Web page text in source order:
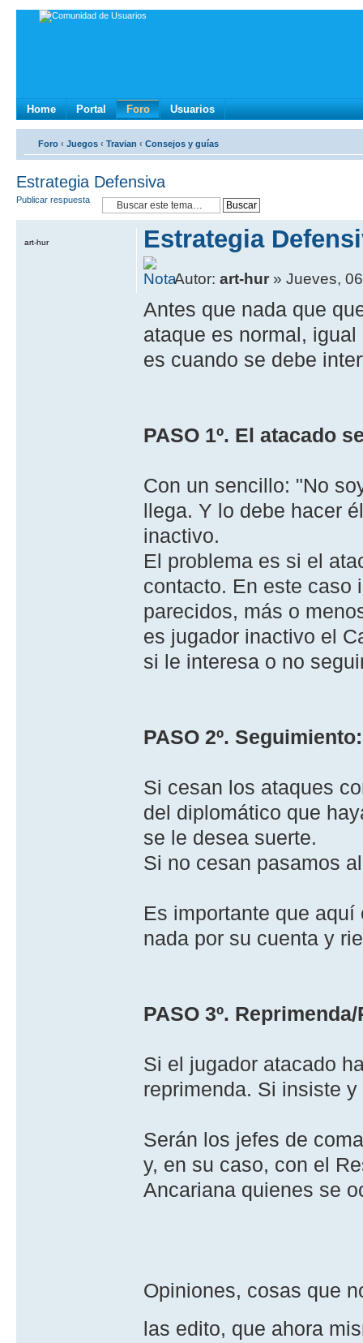
Home Portal Foro Usuarios
Foro ‹ Juegos ‹ Travian ‹ Consejos y guías
Estrategia Defensiva
Publicar respuesta
Estrategia
Autor:art-hur » Jueves,
Antes que nada que
ataque es normal,
es cuando se debe
PASO 1º. El atacado
Con un sencillo: "No
llega. Y lo debe hacer
inactivo.
El problema es si el
contacto. En este caso
parecidos, más o
es jugador inactivo el
si le interesa o no
PASO 2º.
Si cesan los ataques
del diplomático que
se le desea suerte.
Si no cesan pasamos
Es importante que
nada por su cuenta y
PASO 3º.
Si el jugador atacado
reprimenda. Si insiste
Serán los jefes de
y, en su caso, con el
Ancariana quienes se
Opiniones, cosas que
las edito, que ahora
art-hur